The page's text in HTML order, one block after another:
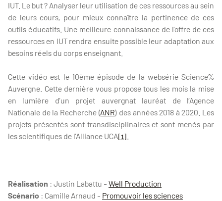
IUT. Le but ? Analyser leur utilisation de ces ressources au sein
de leurs cours, pour mieux connaître la pertinence de ces
outils éducatifs. Une meilleure connaissance de l’offre de ces
ressources en IUT rendra ensuite possible leur adaptation aux
besoins réels du corps enseignant.
Cette vidéo est le 10ème épisode de la websérie Science%
Auvergne. Cette dernière vous propose tous les mois la mise
en lumière d’un projet auvergnat lauréat de l’Agence
Nationale de la Recherche (ANR) des années 2018 à 2020. Les
projets présentés sont transdisciplinaires et sont menés par
les scientifiques de l’Alliance UCA [1]
Réalisation : Justin Labattu - Well Production
Scénario : Camille Arnaud - Promouvoir les sciences